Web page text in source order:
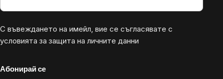
С въвеждането на имейл, вие се съгласявате с
условията за защита на личните данни
Абонирай се